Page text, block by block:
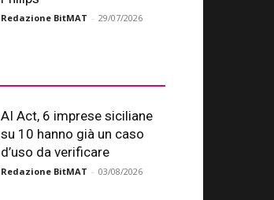
Redazione BitMAT - 29/07/2026
AI Act, 6 imprese siciliane
su 10 hanno già un caso
d’uso da verificare
Redazione BitMAT - 03/08/2026